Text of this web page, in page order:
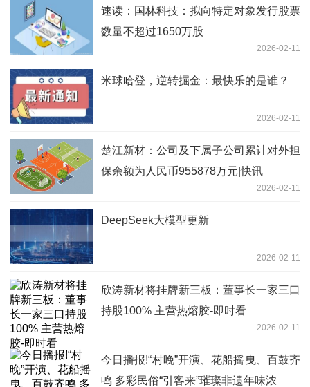
速读：国林科技：拟向特定对象发行股票
数量不超过1650万股
2026-02-11
米球哈登，逆转掘金：最快乐的是谁？
2026-02-11
楚江新材：公司及下属子公司累计对外担
保余额为人民币955878万元|快讯
2026-02-11
DeepSeek大模型更新
2026-02-11
欣涛新材将挂牌新三板：董事长一家三口
持股100% 主营热熔胶-即时看
2026-02-11
今日播报!“村晚”开演、花船摇曳、百鼓齐
鸣 多彩民俗“引客来”璀璨非遗年味浓